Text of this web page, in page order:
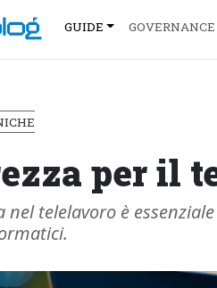
GUIDE GOVERNANCE
per il
nel telelavoro è